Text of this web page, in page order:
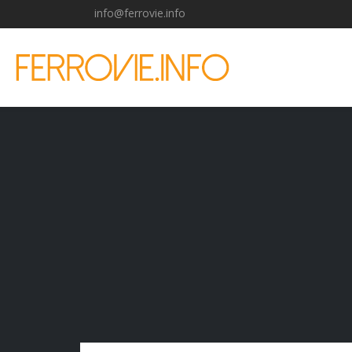
info@ferrovie.info